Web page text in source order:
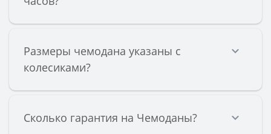
Размеры чемодана указаны с
колесиками?
Сколько гарантия на Чемоданы?